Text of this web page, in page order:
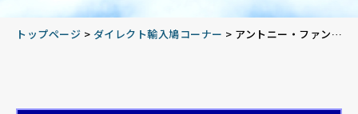
トップページ > ダイレクト輸入鳩コーナー > アントニー・ファンダイク鳩舎・ダイレクト輸入鳩